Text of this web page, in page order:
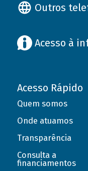
Outros
Acesso à
Acesso Rápido
Quem somos
Onde atuamos
Transparência
Consulta a
financiamentos